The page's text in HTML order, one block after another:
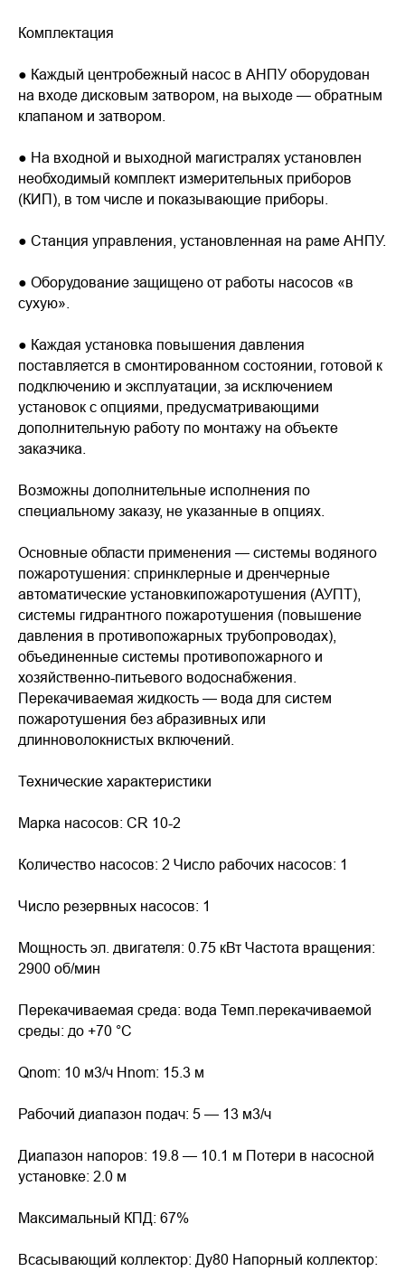
Комплектация
● Каждый центробежный насос в АНПУ оборудован
на входе дисковым затвором, на выходе — обратным
клапаном и затвором.
● На входной и выходной магистралях установлен
необходимый комплект измерительных приборов
(КИП), в том числе и показывающие приборы.
● Станция управления, установленная на раме АНПУ.
● Оборудование защищено от работы насосов «в
сухую».
● Каждая установка повышения давления
поставляется в смонтированном состоянии, готовой к
подключению и эксплуатации, за исключением
установок с опциями, предусматривающими
дополнительную работу по монтажу на объекте
заказчика.
Возможны дополнительные исполнения по
специальному заказу, не указанные в опциях.
Основные области применения — системы водяного
пожаротушения: спринклерные и дренчерные
автоматические установкипожаротушения (АУПТ),
системы гидрантного пожаротушения (повышение
давления в противопожарных трубопроводах),
объединенные системы противопожарного и
хозяйственно-питьевого водоснабжения.
Перекачиваемая жидкость — вода для систем
пожаротушения без абразивных или
длинноволокнистых включений.
Технические характеристики
Марка насосов: CR 10-2
Количество насосов: 2 Число рабочих насосов: 1
Число резервных насосов: 1
Мощность эл. двигателя: 0.75 кВт Частота вращения:
2900 об/мин
Перекачиваемая среда: вода Темп.перекачиваемой
среды: до +70 °С
Qnom: 10 м3/ч Hnom: 15.3 м
Рабочий диапазон подач: 5 — 13 м3/ч
Диапазон напоров: 19.8 — 10.1 м Потери в насосной
установке: 2.0 м
Максимальный КПД: 67%
Всасывающий коллектор: Ду80 Напорный коллектор: